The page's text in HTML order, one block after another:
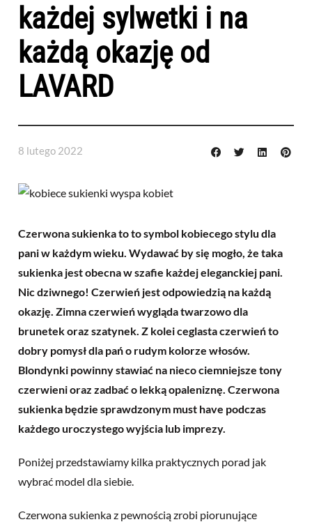
każdej sylwetki i na
każdą okazję od
LAVARD
8 lutego 2022
Czerwona sukienka to to symbol kobiecego stylu dla
pani w każdym wieku. Wydawać by się mogło, że taka
sukienka jest obecna w szafie każdej eleganckiej pani.
Nic dziwnego! Czerwień jest odpowiedzią na każdą
okazję. Zimna czerwień wygląda twarzowo dla
brunetek oraz szatynek. Z kolei ceglasta czerwień to
dobry pomysł dla pań o rudym kolorze włosów.
Blondynki powinny stawiać na nieco ciemniejsze tony
czerwieni oraz zadbać o lekką opaleniznę. Czerwona
sukienka będzie sprawdzonym must have podczas
każdego uroczystego wyjścia lub imprezy.
Poniżej przedstawiamy kilka praktycznych porad jak
wybrać model dla siebie.
Czerwona sukienka z pewnością zrobi piorunujące